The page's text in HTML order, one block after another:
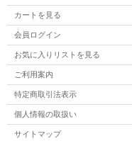
カートを見る
会員ログイン
お気に入りリストを見る
ご利用案内
特定商取引法表示
個人情報の取扱い
サイトマップ